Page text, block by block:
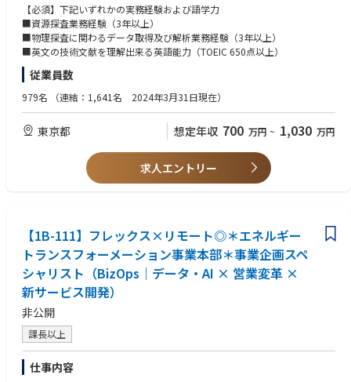
3. 課題に応じた最適なアプローチの設計
- 事業課題に対して、データ分析・機械学習・生成AIなどを適切に組み合わ
せた解決策を検討していただきます。
- 仮説立案と検証を繰り返しながら、より良い解決方法を導き出していた
だきます。
4. ビジネスと技術をつなぐ役割
- 事業部門やデータエンジニアなどの関係者と連携しながら、業務要件と
技術を橋渡ししていただきます。
- 技術的な内容をわかりやすく整理し、現場で活用できる形へ落とし込ん
でいただきます。
5. 継続的な改善と価値創出の推進
- 利用状況や効果を確認しながら、より高い成果につながる改善を進めて
いただきます。
【業務概要】
■地震探査データに基づく構造解釈、地層評価
■CCS（二酸化炭素回収・貯留）・CCUS（U：有効利用）事業に係る技術
■物理探査データ取得・解析にかかる計画立案、業務管理
■探査・評価手法に関わる動向調査、技術評価、開発
・部長1名、スペシャリスト1名、3グループ。各グループにグループ長1
【必須】下記いずれかの実務経験および語学力
■資源探査業務経験（3年以上）
■物理探査に関わるデータ取得及び解析業務経験（3年以上）
■英文の技術文献を理解出来る英語能力（TOEIC 650点以上）
従業員数
979名 （連結：1,641名 2024年3月31日現在）
東京都 想定年収 700 万円 ~ 1,030 万円
求人エントリー
【1B-111】フレックス×リモート◎＊エネルギー
トランスフォーメーション事業本部＊事業企画スペ
シャリスト（BizOps｜データ・AI × 営業変革 ×
新サービス開発）
非公開
課長以上
仕事内容